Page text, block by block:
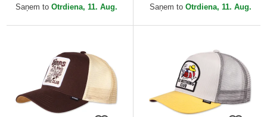
Saņem to Otrdiena, 11. Aug. Saņem to Otrdiena, 11. Aug.